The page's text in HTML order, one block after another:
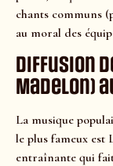
chants communs
au moral des
Diffusion
Madelon)
La musique
le plus fameux est
entraînante qui